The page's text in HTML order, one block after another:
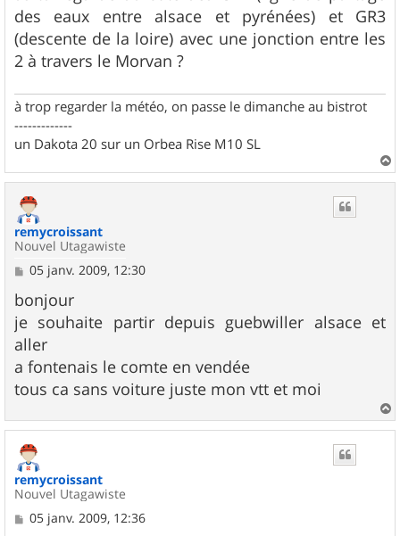
des eaux entre alsace et pyrénées) et GR3
(descente de la loire) avec une jonction entre les
2 à travers le Morvan ?
à trop regarder la météo, on passe le dimanche au bistrot
-------------
un Dakota 20 sur un Orbea Rise M10 SL
a
remycroissant
Nouvel Utagawiste
M
s
s
a
g
e
05 janv. 2009, 12:30
bonjour
je souhaite partir depuis guebwiller alsace et
aller
a fontenais le comte en vendée
tous ca sans voiture juste mon vtt et moi
a
remycroissant
Nouvel Utagawiste
M
05 janv. 2009, 12:36